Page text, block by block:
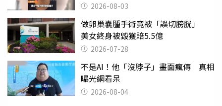
2026-08-03
做卵巢囊腫手術竟被「誤切膀胱」
美女終身被毀獲賠5.5億
2026-07-28
不是AI！他「沒脖子」畫面瘋傳 真相
曝光網看呆
2026-08-04